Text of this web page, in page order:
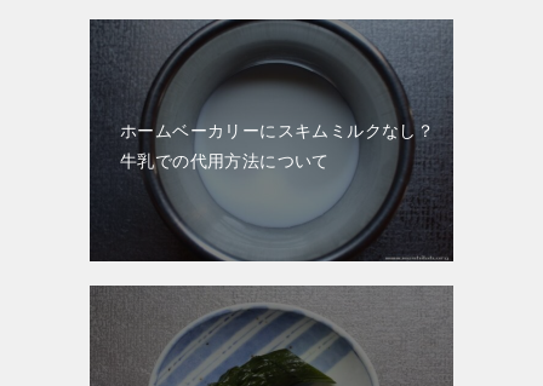
ホームベーカリーにスキムミルクなし？
牛乳での代用方法について